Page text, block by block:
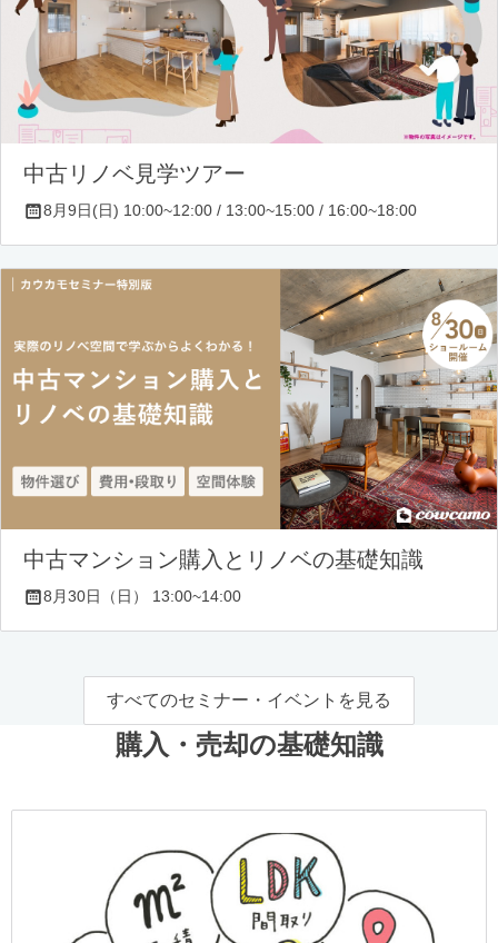
中古リノベ見学ツアー
8月9日(日) 10:00~12:00 / 13:00~15:00 / 16:00~18:00
中古マンション購入とリノベの基礎知識
8月30日（日） 13:00~14:00
すべてのセミナー・イベントを見る
購入・売却の基礎知識